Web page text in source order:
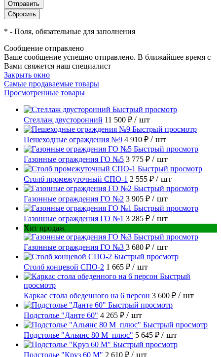
* - Поля, обязательные для заполнения
Сообщение отправлено
Ваше сообщение успешно отправлено. В ближайшее время с
Вами свяжется наш специалист
Закрыть окно
Самые продаваемые товары
Просмотренные товары
Быстрый просмотр
Стеллаж двусторонний 11 500 ₽ / шт
Быстрый просмотр
Пешеходные ограждения №9 4 910 ₽ / шт
Быстрый просмотр
Газонные ограждения ГО №5 3 775 ₽ / шт
Быстрый просмотр
Столб промежуточный СПО-1 2 555 ₽ / шт
Быстрый просмотр
Газонные ограждения ГО №2 3 905 ₽ / шт
Быстрый просмотр
Газонные ограждения ГО №1 3 285 ₽ / шт
Хит продаж
Быстрый просмотр
Газонные ограждения ГО №3 3 680 ₽ / шт
Быстрый просмотр
Столб концевой СПО-2 1 665 ₽ / шт
Быстрый
просмотр
Каркас стола обеденного на 6 персон 3 600 ₽ / шт
Быстрый просмотр
Подстолье "Данте 60" 4 265 ₽ / шт
Быстрый просмотр
Подстолье "Альянс 80 М_плюс" 5 645 ₽ / шт
Быстрый просмотр
Подстолье "Круз 60 М" 2 610 ₽ / шт